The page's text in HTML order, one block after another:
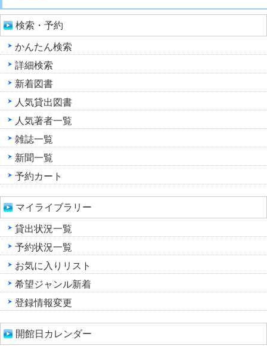
検索・予約
かんたん検索
詳細検索
新着図書
人気貸出図書
人気著者一覧
雑誌一覧
新聞一覧
予約カート
マイライブラリー
貸出状況一覧
予約状況一覧
お気に入りリスト
希望ジャンル新着
登録情報変更
開館日カレンダー